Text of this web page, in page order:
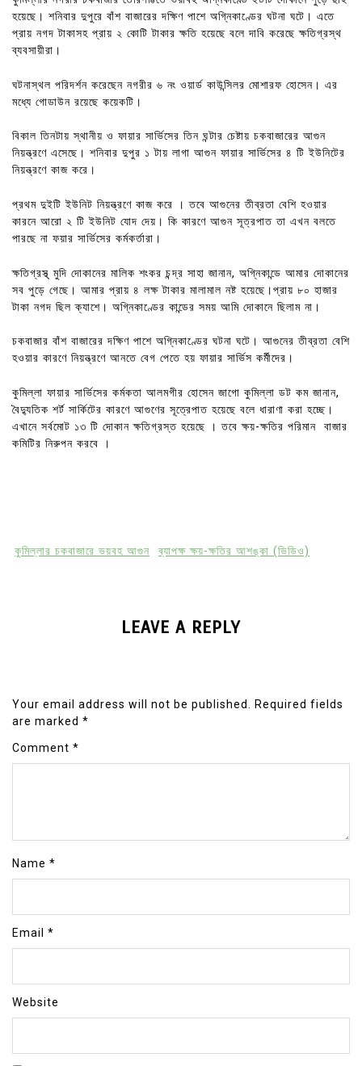
হয়েছে। শনিবার দুপুরে বাঁশ বাজারের দক্ষিণ পাশে অগ্নিকাণ্ডের ঘটনা ঘটে। এতে
প্রায় নগদ টাকাসহ প্রায় ২ কোটি টাকার ক্ষতি হয়েছে বলে দাবি করেছে ক্ষতিগ্রস্থ
ব্যবসায়ীরা।
ঘটনাস্থল পরিদর্শন করেছেন নগরীর ৬ নং ওয়ার্ড কাউন্সিলর মোশারফ হোসেন। এর
মধ্যে গোডাউন রয়েছে কয়েকটি।
বিকাল তিনটায় স্থানীয় ও ফায়ার সার্ভিসের তিন ঘন্টার চেষ্টায় চকবাজারের আগুন
নিয়ন্ত্রণে এসেছে। শনিবার দুপুর ১ টায় লাগা আগুন ফায়ার সার্ভিসের ৪ টি ইউনিটের
নিয়ন্ত্রণে কাজ করে।
প্রথম দুইটি ইউনিট নিয়ন্ত্রণে কাজ করে । তবে আগুনের তীব্রতা বেশি হওয়ার
কারনে আরো ২ টি ইউনিট যোদ দেয়। কি কারণে আগুন সূত্রপাত তা এখন বলতে
পারছে না ফয়ার সার্ভিসের কর্মকর্তারা।
ক্ষতিগ্রস্থ্ মুদি দোকানের মালিক শংকর চন্দ্র সাহা জানান, অগ্নিকান্ডে আমার দোকানের
সব পুড়ে গেছে। আমার প্রায় ৪ লক্ষ টাকার মালামাল নষ্ট হয়েছে।প্রায় ৮০ হাজার
টাকা নগদ ছিল ক্যাশে। অগ্নিকাণ্ডের কান্ডের সময় আমি দোকানে ছিলাম না।
চকবাজার বাঁশ বাজারের দক্ষিণ পাশে অগ্নিকাণ্ডের ঘটনা ঘটে। আগুনের তীব্রতা বেশি
হওয়ার কারণে নিয়ন্ত্রণে আনতে বেগ পেতে হয় ফায়ার সার্ভিস কর্মীদের।
কুমিল্লা ফায়ার সার্ভিসের কর্মকতা আলমগীর হোসেন জাগো কুমিল্লা ডট কম জানান,
বৈদ্যুতিক শর্ট সার্কিটের কারণে আগুণের সূত্রেপাত হয়েছে বলে ধারাণা করা হচ্ছে।
এখানে সর্বমোট ১৩ টি দোকান ক্ষতিগ্রস্ত হয়েছে । তবে ক্ষয়-ক্ষতির পরিমান বাজার
কমিটির নিরুপন করবে ।
কুমিল্লার চকবাজারে ভয়বহ আগুন ব্যাপক্ষ ক্ষয়-ক্ষতির আশঙ্কা (ভিডিও)
LEAVE A REPLY
Your email address will not be published.
Required fields
are marked *
Comment *
Name *
Email *
Website